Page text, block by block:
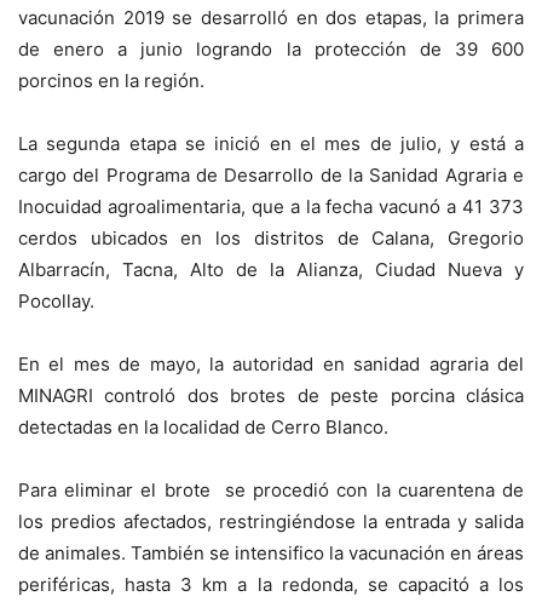
vacunación 2019 se desarrolló en dos etapas, la primera
de enero a junio logrando la protección de 39 600
porcinos en la región.
La segunda etapa se inició en el mes de julio, y está a
cargo del Programa de Desarrollo de la Sanidad Agraria e
Inocuidad agroalimentaria, que a la fecha vacunó a 41 373
cerdos ubicados en los distritos de Calana, Gregorio
Albarracín, Tacna, Alto de la Alianza, Ciudad Nueva y
Pocollay.
En el mes de mayo, la autoridad en sanidad agraria del
MINAGRI controló dos brotes de peste porcina clásica
detectadas en la localidad de Cerro Blanco.
Para eliminar el brote se procedió con la cuarentena de
los predios afectados, restringiéndose la entrada y salida
de animales. También se intensifico la vacunación en áreas
periféricas, hasta 3 km a la redonda, se capacitó a los